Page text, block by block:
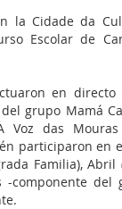
la Cidade da
Escolar de
en directo
grupo Mamá
das
participaron en
Familia),
-componente del